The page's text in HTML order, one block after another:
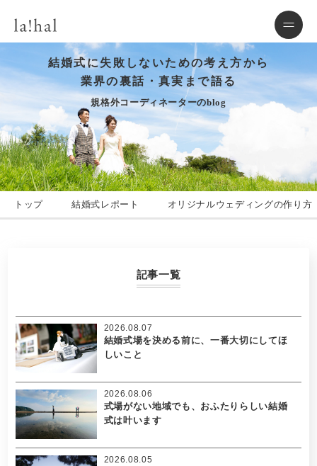
結婚式に失敗しないための考え方から
業界の裏話・真実まで語る
規格外コーディネーターのblog
トップ 結婚式レポート オリジナルウェディングの作り方
記事一覧
結婚式場を決める前に、一番大切にしてほ
しいこと
2026.08.07
式場がない地域でも、おふたりらしい結婚
式は叶います
2026.08.06
2026.08.05